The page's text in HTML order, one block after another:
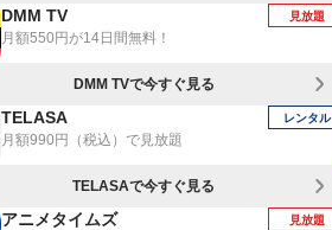
DMM TV
月額550円が14日間無料！
見放題
DMM TVで今すぐ見る
TELASA
月額990円（税込）で見放題
レンタル
TELASAで今すぐ見る
アニメタイムズ 見放題